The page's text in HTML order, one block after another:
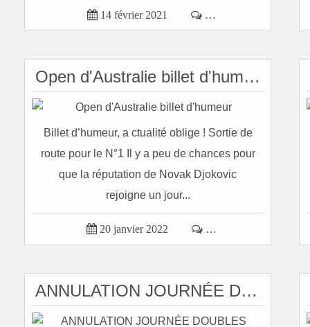
 14 février 2021  …
Open d'Australie billet d'humeur
Billet d’humeur, a ctualité oblige ! Sortie de
route pour le N°1 Il y a peu de chances pour
que la réputation de Novak Djokovic
rejoigne un jour...
 20 janvier 2022  …
ANNULATION JOURNÉE DOUBLES SURPRISES A CABOURG